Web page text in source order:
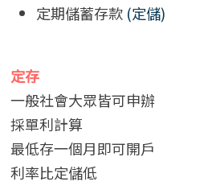
定期儲蓄存款(定儲)
定存
一般社會大眾皆可申辦
採單利計算
最低存一個月即可開戶
利率比定儲低